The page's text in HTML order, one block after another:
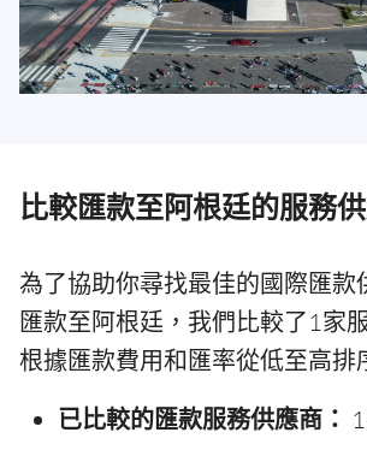
比較匯款至阿根廷的服務
為了協助你尋找最佳的國際匯款
匯款至阿根廷，我們比較了1家
根據匯款費用和匯率從低至高排
已比較的匯款服務供應商：